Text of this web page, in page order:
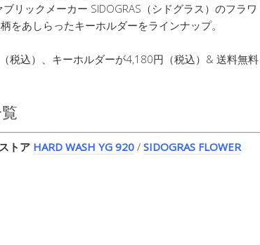
リックメーカー SIDOGRAS（シドグラス）のフラワ
をあしらったキーホルダーをラインナップ。
税込）、キーホルダーが4,180円（税込）& 送料無料
トア HARD WASH YG 920 / SIDOGRAS FLOWER